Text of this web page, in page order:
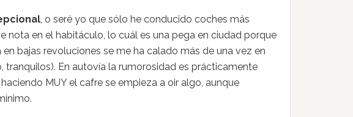
, o seré yo que sólo he conducido coches más
nota en el habitáculo, lo cuál es una pega en ciudad porque
bajas revoluciones se me ha calado más de una vez en
En autovía la rumorosidad es prácticamente
MUY el cafre se empieza a oir algo, aunque